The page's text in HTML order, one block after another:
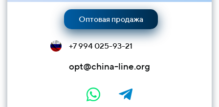
Оптовая продажа
+7 994 025-93-21
opt@china-line.org